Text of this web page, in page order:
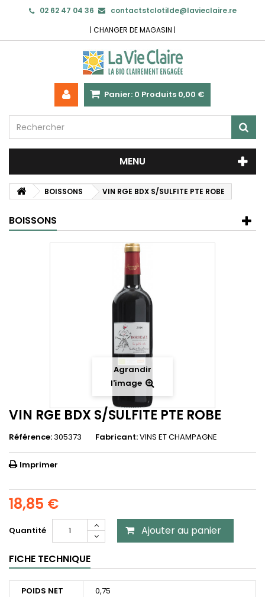
02 62 47 04 36
contactstclotilde@lavieclaire.re
| CHANGER DE MAGASIN |
Panier: 0 Produits 0,00 €
MENU
BOISSONS VIN RGE BDX S/SULFITE PTE ROBE
BOISSONS
Agrandir
l'image
VIN RGE BDX S/SULFITE PTE ROBE
Référence:305373 Fabricant:VINS ET CHAMPAGNE
Imprimer
18,85 €
Quantité Ajouter au panier
FICHE TECHNIQUE
POIDS NET
0,75